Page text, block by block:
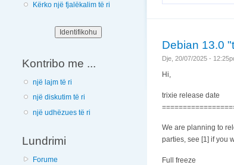
Kërko një fjalëkalim të ri
Kontribo me ...
një lajm të ri
një diskutim të ri
një udhëzues të ri
Lundrimi
Forume
Debian 13.0
Dje, 20/07/2025 -
Hi,
trixie release date
We are planning to
parties, see [1] if you
Full freeze